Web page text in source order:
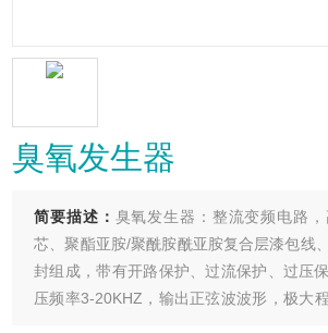
臭氧发生器
简要描述： 臭氧发生器：整流变频电路
芯、聚酯亚胺/聚酰胺酰亚胺复合层漆包线
封组成，带有开路保护、过流保护、过压
压频率3-20KHZ，输出正弦波波形，极大